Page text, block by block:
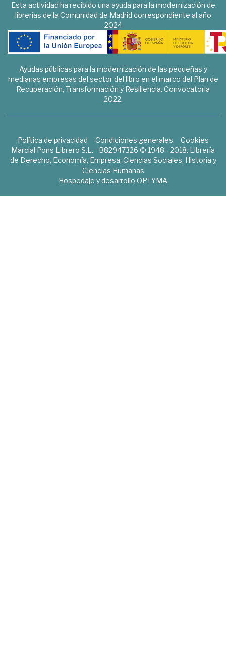
Esta actividad ha recibido una ayuda para la modernización de
librerías de la Comunidad de Madrid correspondiente al año
2024
Ayudas públicas para la modernización de las pequeñas y
medianas empresas del sector del libro en el marco del Plan de
Recuperación, Transformación y Resiliencia. Convocatoria
2022.
Política de privacidad Condiciones generales
Cookies
Marcial Pons Librero S.L. - B82947326 © 1948 - 2018. Librería
de Derecho, Economía, Empresa, Ciencias Sociales, Historia y
Ciencias Humanas
Hospedaje y desarrollo OPTYMA